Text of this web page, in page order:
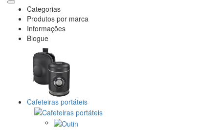
Categorias
Produtos por marca
Informações
Blogue
Cafeteiras portáteis